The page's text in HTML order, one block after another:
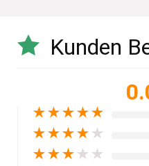
Kunden
★★★★★
★★★★ ★
★★★ ★ ★